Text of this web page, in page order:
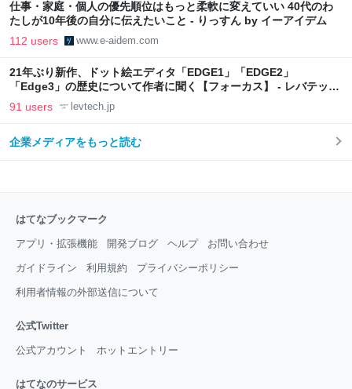
仕事・家庭・個人の優先順位はもっと柔軟に変えていい 40代のわ
たしが10年後の自分に伝えたいこと - りっすん by イーアイデム
112 users www.e-aidem.com
21年ぶり新作、ドット絵エディタ「EDGE1」「EDGE2」
「Edge3」の歴史について作者に聞く【フォーカス】 - レバテック
LAB
91 users levtech.jp
企業メディアをもっと読む
はてなブックマーク
アプリ・拡張機能 開発ブログ ヘルプ お問い合わせ
ガイドライン 利用規約 プライバシーポリシー
利用者情報の外部送信について
公式Twitter
公式アカウント ホットエントリー
はてなのサービス